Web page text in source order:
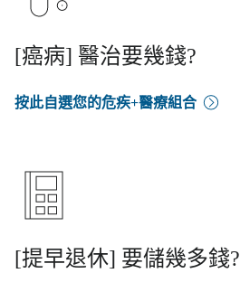
[癌病] 醫治要幾錢?
按此自選您的危疾+醫療組合
[提早退休] 要儲幾多錢?